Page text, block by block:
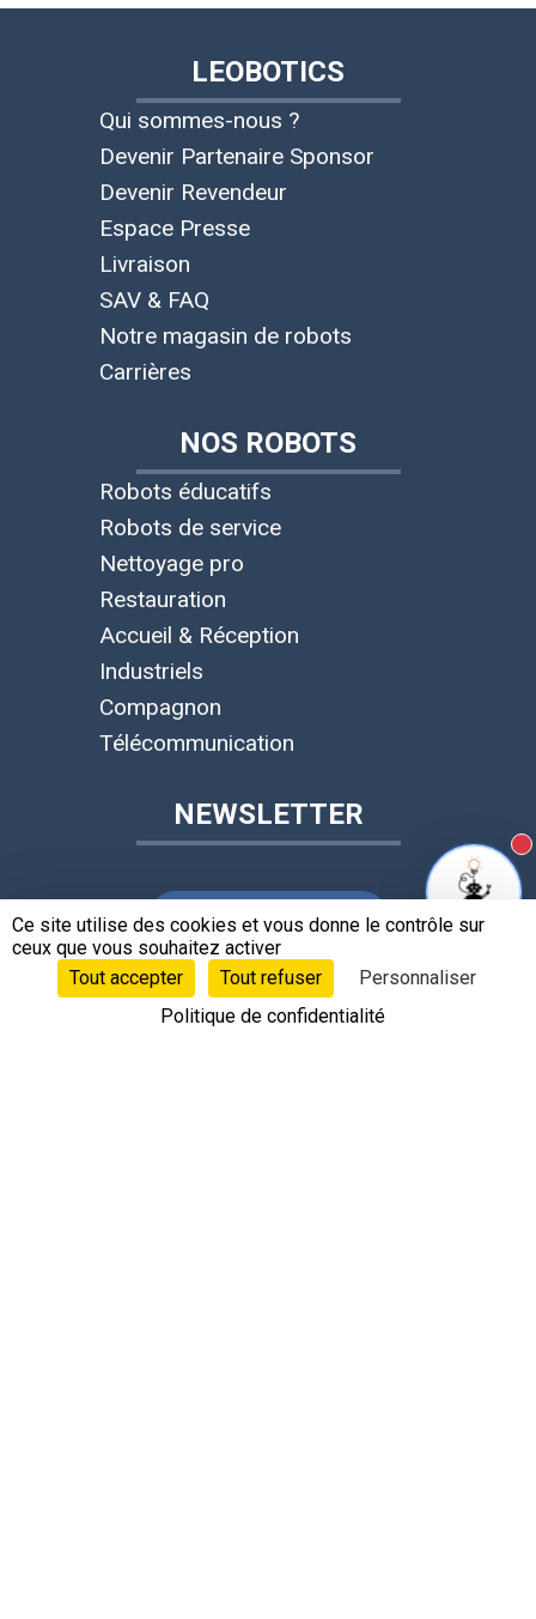
LEOBOTICS
Qui sommes-nous ?
Devenir Partenaire Sponsor
Devenir Revendeur
Espace Presse
Livraison
SAV & FAQ
Notre magasin de robots
Carrières
NOS ROBOTS
Robots éducatifs
Robots de service
Nettoyage pro
Restauration
Accueil & Réception
Industriels
Compagnon
Télécommunication
NEWSLETTER
SUIVRE LEOBOTICS !
LANGUES
Ce site utilise des cookies et vous donne le contrôle sur
ceux que vous souhaitez activer
Tout accepter
Tout refuser
Personnaliser
Politique de confidentialité